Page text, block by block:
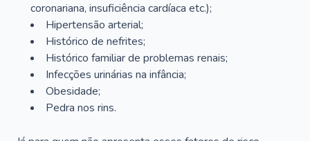
coronariana, insuficiência cardíaca etc.);
Hipertensão arterial;
Histórico de nefrites;
Histórico familiar de problemas renais;
Infecções urinárias na infância;
Obesidade;
Pedra nos rins.